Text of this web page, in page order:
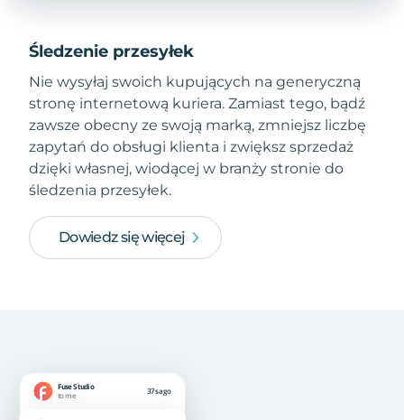
Śledzenie przesyłek
Nie wysyłaj swoich kupujących na generyczną
stronę internetową kuriera. Zamiast tego, bądź
zawsze obecny ze swoją marką, zmniejsz liczbę
zapytań do obsługi klienta i zwiększ sprzedaż
dzięki własnej, wiodącej w branży stronie do
śledzenia przesyłek.
Dowiedz się więcej